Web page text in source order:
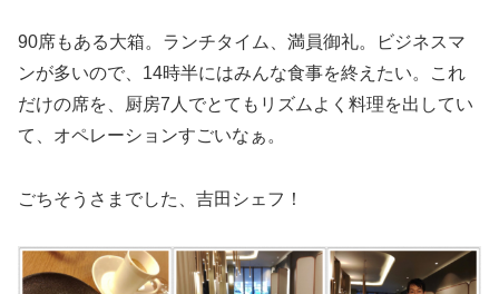
90席もある大箱。ランチタイム、満員御礼。ビジネスマ
ンが多いので、14時半にはみんな食事を終えたい。これ
だけの席を、厨房7人でとてもリズムよく料理を出してい
て、オペレーションすごいなぁ。
ごちそうさまでした、吉田シェフ！